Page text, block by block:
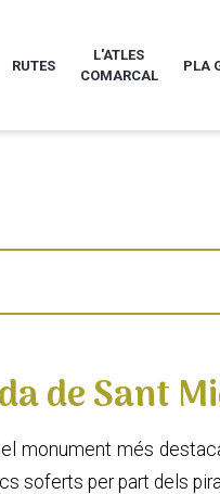
RUTES
L'ATLES
COMARCAL
PLA
de Sant
monument més
soferts per part dels